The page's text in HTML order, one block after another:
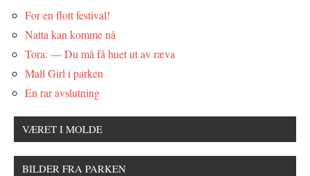
For en flott festival!
Natta kan komme nå
Tora: — Du må få huet ut av ræva
Mall Girl i parken
En rar avslutning
VÆRET I MOLDE
BILDER FRA PARKEN